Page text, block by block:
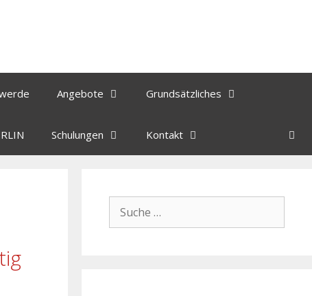
Angebote Grundsätzliches
Schulungen Kontakt